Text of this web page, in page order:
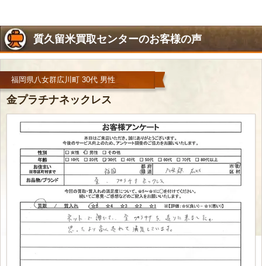
質久留米買取センターのお客様の声
福岡県八女群広川町 30代 男性
金プラチナネックレス